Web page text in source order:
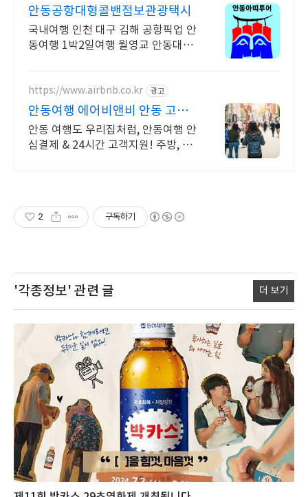
안동공항대형콜밴점보관광택시
국내여행 인천 대구 김해 공항픽업 안
동여행 1박2일여행 월영교 안동대형
https://www.airbnb.co.kr 광고
안동여행 에어비앤비 안동 고택
의 밤
안동 여행도 우리집처럼, 안동여행 안
심결제 & 24시간 고객지원! 주방, 수
2 구독하기
'각종정보' 관련 글 더 보기